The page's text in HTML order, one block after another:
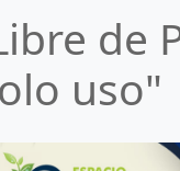
de
uso"